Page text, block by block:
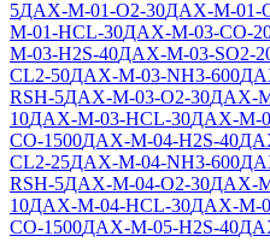
5ДАХ-М-01-O2-30ДАХ-М-01-
М-01-HCL-30ДАХ-М-03-СО-
М-03-Н2S-40ДАХ-М-03-SO2-
CL2-50ДАХ-М-03-NH3-600
RSH-5ДАХ-М-03-O2-30ДАХ-
10ДАХ-М-03-HCL-30ДАХ-М-
СО-1500ДАХ-М-04-Н2S-40
CL2-25ДАХ-М-04-NH3-600
RSH-5ДАХ-М-04-O2-30ДАХ-
10ДАХ-М-04-HCL-30ДАХ-М-
СО-1500ДАХ-М-05-H2S-40